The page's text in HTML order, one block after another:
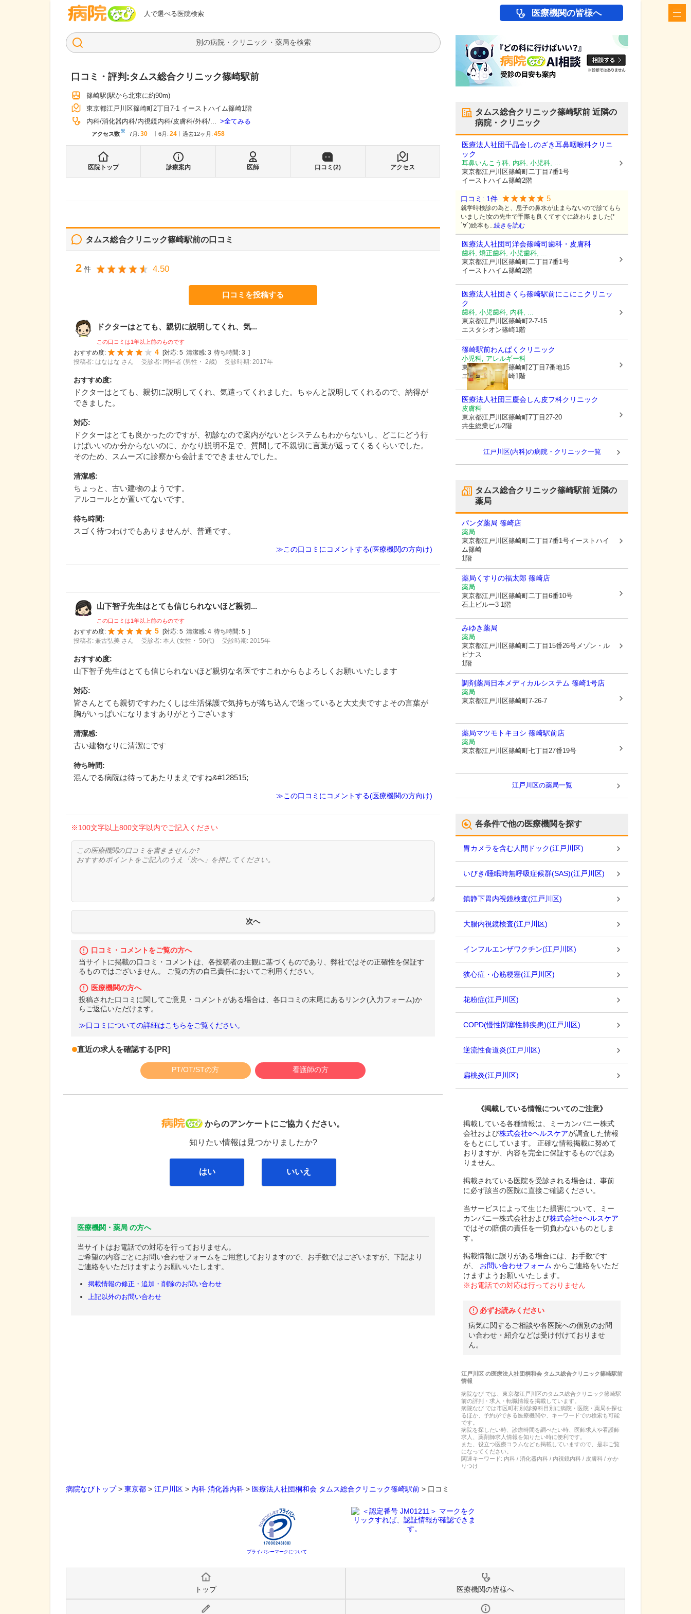
人で選べる医院検索
病院なび 医療機関の皆様へ
検索
口コミ・評判:タムス総合クリニック篠崎駅前
篠崎駅(駅から北東に約90m)
東京都江戸川区篠崎町2丁目7-1 イーストハイム篠崎1階
内科 消化器内科 内視鏡内科 皮膚科 外科 ... 全てみる
アクセス数※ 7月 : 30 6月 : 24 過去12ヶ月: 458
医院トップ 診療案内 医師 口コミ(2) アクセス
タムス総合クリニック篠崎駅前の口コミ
2 件 4.50
口コミを投稿する
ドクターはとても、親切に説明してくれ、気...
この口コミは1年以上前のものです
おすすめ度:
4 [対応: 5 清潔感: 3 待ち時間: 3 ]
投稿者: はなはな さん
受診者: 同伴者 (男性・ 2歳) 受診時期: 2017年
おすすめ度:
ドクターはとても、親切に説明してくれ、気遣ってくれました。ちゃんと説明してくれるので、納得が
できました。
対応:
ドクターはとても良かったのですが、初診なので案内がないとシステムもわからないし、どこにどう行
けばいいのか分からないのに、かなり説明不足で、質問して不親切に言葉が返ってくるくらいでした。
そのため、スムーズに診察から会計までできませんでした。
清潔感:
ちょっと、古い建物のようです。
アルコールとか置いてないです。
待ち時間:
スゴく待つわけでもありませんが、普通です。
≫この口コミにコメントする(医療機関の方向け)
山下智子先生はとても信じられないほど親切...
この口コミは1年以上前のものです
おすすめ度:
5 対応: 5 清潔感: 4 待ち時間: 5
投稿者: 兼古弘美 さん
受診者: 本人 (女性・ 50代) 受診時期: 2015年
おすすめ度:
山下智子先生はとても信じられないほど親切な名医ですこれからもよろしくお願いいたします
対応:
皆さんとても親切ですわたくしは生活保護で気持ちが落ち込んで迷っていると大丈夫ですよその言葉が
胸がいっぱいになりますありがとうございます
清潔感:
古い建物なりに清潔にです
待ち時間:
混んでる病院は待ってあたりまえですね&#128515;
≫この口コミにコメントする(医療機関の方向け)
※100文字以上800文字以内でご記入ください
口コミ・コメントをご覧の方へ
当サイトに掲載の口コミ・コメントは、各投稿者の主観に基づくものであり、弊社ではその正確性を保証す
るものではございません。 ご覧の方の自己責任においてご利用ください。
医療機関の方へ
投稿された口コミに関してご意見・コメントがある場合は、各口コミの末尾にあるリンク(入力フォーム)か
らご返信いただけます。
≫口コミについての詳細はこちらをご覧ください。
直近の求人を確認する[PR]
PT/OT/STの方 看護師の方
病院なび
からのアンケートにご協力ください。
知りたい情報は見つかりましたか?
はい いいえ
医療機関・薬局 の方へ
当サイトはお電話での対応を行っておりません。
ご希望の内容ごとにお問い合わせフォームをご用意しておりますので、お手数ではございますが、下記より
ご連絡をいただけますようお願いいたします。
掲載情報の修正・追加・削除のお問い合わせ
上記以外のお問い合わせ
タムス総合クリニック篠崎駅前 近隣の
病院・クリニック
医療法人社団千晶会しのざき耳鼻咽喉科クリニ
ック
耳鼻いんこう科, 内科, 小児科, ...
東京都江戸川区篠崎町二丁目7番1号
イーストハイム篠崎2階
口コミ: 1件 5
就学時検診の為と、息子の鼻水が止まらないので診てもら
いました!女の先生で手際も良くてすぐに終わりました(*
´∀`)絵本も...続きを読む
医療法人社団司洋会篠崎司歯科・皮膚科
歯科, 矯正歯科, 小児歯科, ...
東京都江戸川区篠崎町二丁目7番1号
イーストハイム篠崎2階
医療法人社団さくら篠崎駅前にこにこクリニッ
ク
歯科, 小児歯科, 内科, ...
東京都江戸川区篠崎町2-7-15
エスタシオン篠崎1階
篠崎駅前わんぱくクリニック
小児科, アレルギー科
東京都江戸川区篠崎町2丁目7番地15
エスタシオン篠崎1階
医療法人社団三慶会 しん皮フ科クリニック
皮膚科
東京都江戸川区篠崎町7丁目27-20
共生総業ビル2階
江戸川区(内科)の病院・クリニック一覧
タムス総合クリニック篠崎駅前 近隣の
薬局
パンダ薬局 篠崎店
薬局
東京都江戸川区篠崎町二丁目7番1号イーストハイ
ム篠崎
1階
薬局くすりの福太郎 篠崎店
薬局
東京都江戸川区篠崎町二丁目6番10号
石上ビルー3 1階
みゆき薬局
薬局
東京都江戸川区篠崎町二丁目15番26号メゾン・ル
ピナス
1階
調剤薬局日本メディカルシステム 篠崎1号店
薬局
東京都江戸川区篠崎町7-26-7
薬局マツモトキヨシ 篠崎駅前店
薬局
東京都江戸川区篠崎町七丁目27番19号
江戸川区の薬局一覧
各条件で他の医療機関を探す
胃カメラを含む人間ドック(江戸川区)
いびき/睡眠時無呼吸症候群(SAS)(江戸川区)
鎮静下胃内視鏡検査(江戸川区)
大腸内視鏡検査(江戸川区)
インフルエンザワクチン(江戸川区)
狭心症・心筋梗塞(江戸川区)
花粉症(江戸川区)
COPD(慢性閉塞性肺疾患)(江戸川区)
逆流性食道炎(江戸川区)
扁桃炎(江戸川区)
《掲載している情報についてのご注意》
掲載している各種情報は、ミーカンパニー株式
会社および株式会社eヘルスケアが調査した情報
をもとにしています。 正確な情報掲載に努めて
おりますが、内容を完全に保証するものではあ
りません。
掲載されている医院を受診される場合は、事前
に必ず該当の医院に直接ご確認ください。
当サービスによって生じた損害について、ミー
カンパニー株式会社および株式会社eヘルスケア
ではその賠償の責任を一切負わないものとしま
す。
掲載情報に誤りがある場合には、お手数です
が、
お問い合わせフォーム からご連絡をいただ
けますようお願いいたします。
※お電話での対応は行っておりません
必ずお読みください
病気に関するご相談や各医院への個別のお問
い合わせ・紹介などは受け付けておりませ
ん。
江戸川区の医療法人社団桐和会 タムス総合クリニック篠崎駅前
情報
病院なび では、 東京都江戸川区のタムス総合クリニック篠崎駅
前の評判・求人・転職情報を掲載しています。
病院なび では市区町村別/診療科目別に病院・医院・薬局を探せ
るほか、予約ができる医療機関や、キーワードでの検索も可能
です。
病院を探したい時、診療時間を調べたい時、医師求人や看護師
求人、薬剤師求人情報を知りたい時に便利です。
また、役立つ医療コラムなども掲載していますので、是非ご覧
になってください。
関連キーワード: 内科 / 消化器内科 / 内視鏡内科 / 皮膚科 / かか
りつけ
病院なびトップ> 東京都 > 江戸川区 > 内科 消化器内科 > 医療法人社団桐和会 タムス総合クリニック篠崎駅前 > 口コミ
プライバシーマークについて
トップ 医療機関の皆様へ